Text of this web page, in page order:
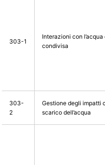
303-1
Interazioni con
condivisa
303-
2
Gestione degli impatti
scarico dell’acqua